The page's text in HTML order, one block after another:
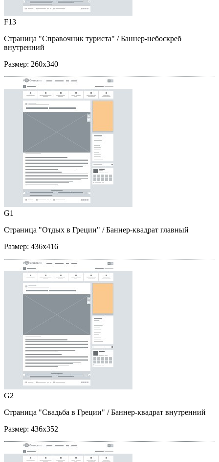
F13
Страница "Справочник туриста" / Баннер-небоскреб
внутренний
Размер: 260x340
G1
Страница "Отдых в Греции" / Баннер-квадрат главный
Размер: 436x416
G2
Страница "Свадьба в Греции" / Баннер-квадрат внутренний
Размер: 436x352